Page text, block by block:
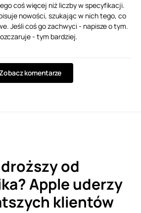
coś więcej niż liczby w specyfikacji.
nowości, szukając w nich tego, co
Jeśli coś go zachwyci - napisze o tym.
- tym bardziej.
komentarze
od
Apple uderzy
klientów